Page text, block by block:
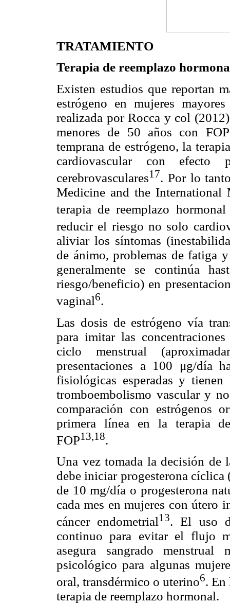
TRATAMIENTO
Terapia de reemplazo
Existen estudios que reportan
estrógeno en mujeres
realizada por Rocca y col
menores de 50 años con
temprana de estrógeno, la
cardiovascular con efecto
cerebrovasculares17. Por lo
Medicine and the International
terapia de reemplazo
reducir el riesgo no solo
aliviar los síntomas
de ánimo, problemas de fatiga
generalmente se continúa
riesgo/beneficio) en
vaginal6.
Las dosis de estrógeno vía
para imitar las
ciclo menstrual
presentaciones a 100 μg/día
fisiológicas esperadas y
tromboembolismo vascular y
comparación con estrógenos
primera línea en la terapia
FOP13,18.
Una vez tomada la decisión de
debe iniciar progesterona cíclica
de 10 mg/día o progesterona
cada mes en mujeres con útero
cáncer endometrial13. El uso
continuo para evitar el flujo
asegura sangrado
psicológico para algunas
oral, transdérmico o uterino6.
terapia de reemplazo hormonal.